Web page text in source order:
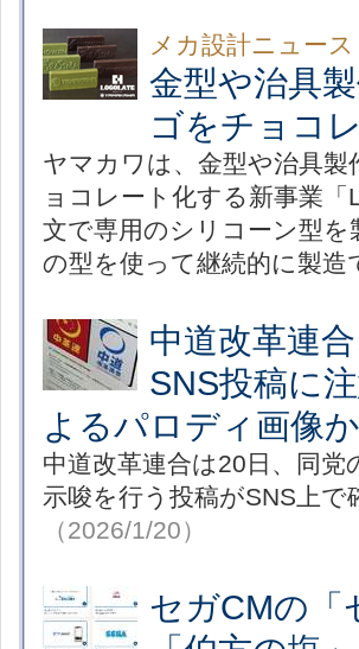
メカ設計ニュース
金型や治具
ゴをチョコ
ヤマカワは、金型や治具
ョコレート化する新事業
文で専用のシリコーン型
の型を使って継続的に製造
中道改革連
SNS投稿に
よるパロディ画像か
中道改革連合は20日、同
示唆を行う投稿がSNS上
（2026/1/20）
セガCMの